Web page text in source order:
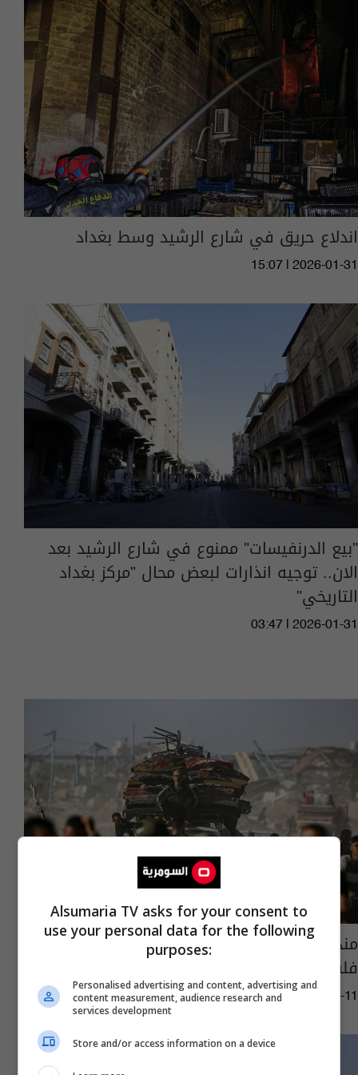
اندلاع حريق في شارع الرشيد وسط بغداد
15:07 | 2026-01-31
"بيع الدرنفيسات" ممنوع في شارع الرشيد بعد
الان.. توجيه انذارات لبعض محال "مركز بغداد
التاريخي"
03:47 | 2026-01-31
منذ وقف الحرب.. عودة أكثر من نصف مليون
فلسطيني إلى غزة
11:20 | 2025-10-11
Alsumaria TV asks for your consent to
use your personal data for the following
purposes:
Personalised advertising and content, advertising and
content measurement, audience research and
services development
Store and/or access information on a device